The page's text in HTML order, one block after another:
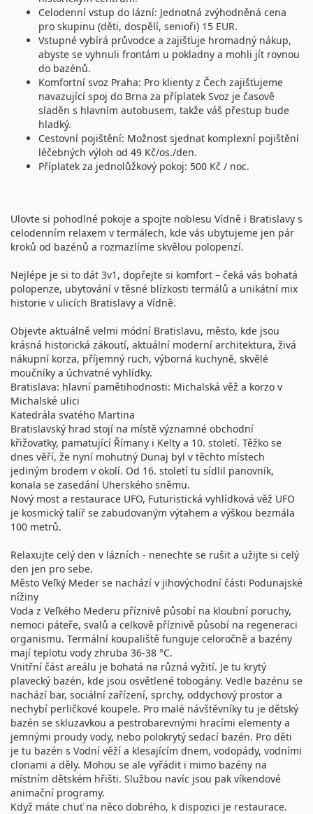
Celodenní vstup do lázní: Jednotná zvýhodněná cena
pro skupinu (děti, dospělí, senioři) 15 EUR.
Vstupné vybírá průvodce a zajišťuje hromadný nákup,
abyste se vyhnuli frontám u pokladny a mohli jít rovnou
do bazénů.
Komfortní svoz Praha: Pro klienty z Čech zajišťujeme
navazující spoj do Brna za příplatek Svoz je časově
sladěn s hlavním autobusem, takže váš přestup bude
hladký.
Cestovní pojištění: Možnost sjednat komplexní pojištění
léčebných výloh od 49 Kč/os./den.
Příplatek za jednolůžkový pokoj: 500 Kč / noc.
Ulovte si pohodlné pokoje a spojte noblesu Vídně i Bratislavy s
celodenním relaxem v termálech, kde vás ubytujeme jen pár
kroků od bazénů a rozmazlíme skvělou polopenzí.
Nejlépe je si to dát 3v1, dopřejte si komfort – čeká vás bohatá
polopenze, ubytování v těsné blízkosti termálů a unikátní mix
historie v ulicích Bratislavy a Vídně.
Objevte aktuálně velmi módní Bratislavu, město, kde jsou
krásná historická zákoutí, aktuální moderní architektura, živá
nákupní korza, příjemný ruch, výborná kuchyně, skvělé
moučníky a úchvatné vyhlídky.
Bratislava: hlavní pamětihodnosti: Michalská věž a korzo v
Michalské ulici
Katedrála svatého Martina
Bratislavský hrad stojí na místě významné obchodní
křižovatky, pamatující Římany i Kelty a 10. století. Těžko se
dnes věří, že nyní mohutný Dunaj byl v těchto místech
jediným brodem v okolí. Od 16. století tu sídlil panovník,
konala se zasedání Uherského sněmu.
Nový most a restaurace UFO, Futuristická vyhlídková věž UFO
je kosmický talíř se zabudovaným výtahem a výškou bezmála
100 metrů.
Relaxujte celý den v lázních - nenechte se rušit a užijte si celý
den jen pro sebe.
Město Veľký Meder se nachází v jihovýchodní části Podunajské
nížiny
Voda z Veľkého Mederu příznivě působí na kloubní poruchy,
nemoci páteře, svalů a celkově příznivě působí na regeneraci
organismu. Termální koupaliště funguje celoročně a bazény
mají teplotu vody zhruba 36-38 °C.
Vnitřní část areálu je bohatá na různá vyžití. Je tu krytý
plavecký bazén, kde jsou osvětlené tobogány. Vedle bazénu se
nachází bar, sociální zařízení, sprchy, oddychový prostor a
nechybí perličkové koupele. Pro malé návštěvníky tu je dětský
bazén se skluzavkou a pestrobarevnými hracími elementy a
jemnými proudy vody, nebo polokrytý sedací bazén. Pro děti
je tu bazén s Vodní věží a klesajícím dnem, vodopády, vodními
clonami a děly. Mohou se ale vyřádit i mimo bazény na
místním dětském hřišti. Službou navíc jsou pak víkendové
animační programy.
Když máte chuť na něco dobrého, k dispozici je restaurace.